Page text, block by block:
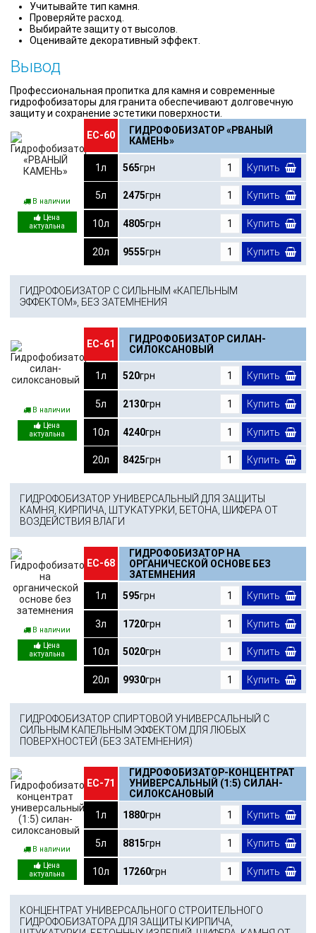
Учитывайте тип камня.
Проверяйте расход.
Выбирайте защиту от высолов.
Оценивайте декоративный эффект.
Вывод
Профессиональная пропитка для камня и современные
гидрофобизаторы для гранита обеспечивают долговечную
защиту и сохранение эстетики поверхности.
В наличии
ЕС-60
ГИДРОФОБИЗАТОР «РВАНЫЙ
КАМЕНЬ»
1л 565грн Купить
5л 2475грн Купить
10л 4805грн Купить
20л 9555грн Купить
ГИДРОФОБИЗАТОР С СИЛЬНЫМ «КАПЕЛЬНЫМ
ЭФФЕКТОМ», БЕЗ ЗАТЕМНЕНИЯ
В наличии
ЕС-61
ГИДРОФОБИЗАТОР СИЛАН-
СИЛОКСАНОВЫЙ
1л 520грн Купить
5л 2130грн Купить
10л 4240грн Купить
20л 8425грн Купить
ГИДРОФОБИЗАТОР УНИВЕРСАЛЬНЫЙ ДЛЯ ЗАЩИТЫ
КАМНЯ, КИРПИЧА, ШТУКАТУРКИ, БЕТОНА, ШИФЕРА ОТ
ВОЗДЕЙСТВИЯ ВЛАГИ
В наличии
ЕС-68
ГИДРОФОБИЗАТОР НА
ОРГАНИЧЕСКОЙ ОСНОВЕ БЕЗ
ЗАТЕМНЕНИЯ
1л
595грн Купить
3л 1720грн Купить
10л 5020грн Купить
20л 9930грн Купить
ГИДРОФОБИЗАТОР СПИРТОВОЙ УНИВЕРСАЛЬНЫЙ С
СИЛЬНЫМ КАПЕЛЬНЫМ ЭФФЕКТОМ ДЛЯ ЛЮБЫХ
ПОВЕРХНОСТЕЙ (БЕЗ ЗАТЕМНЕНИЯ)
В наличии
ЕС-71
ГИДРОФОБИЗАТОР-КОНЦЕНТРАТ
УНИВЕРСАЛЬНЫЙ (1:5) СИЛАН-
СИЛОКСАНОВЫЙ
1л
1880грн Купить
5л 8815грн Купить
10л 17260грн Купить
КОНЦЕНТРАТ УНИВЕРСАЛЬНОГО СТРОИТЕЛЬНОГО
ГИДРОФОБИЗАТОРА ДЛЯ ЗАЩИТЫ КИРПИЧА,